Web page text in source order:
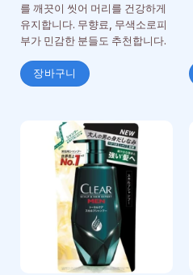
를 깨끗이 씻어 머리를 건강하게
유지합니다. 무향료, 무색소로피
부가 민감한 분들도 추천합니다.
장바구니